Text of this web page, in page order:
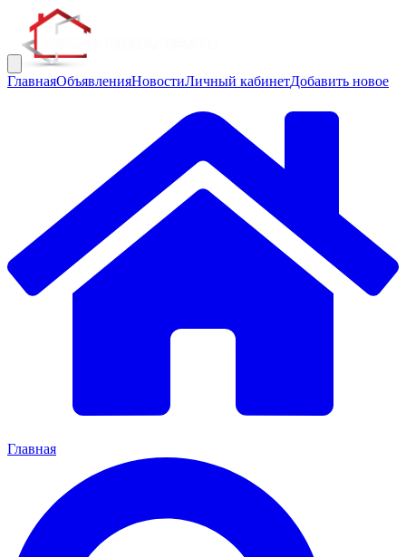
ГлавнаяОбъявленияНовостиЛичный кабинетДобавить новое
Главная